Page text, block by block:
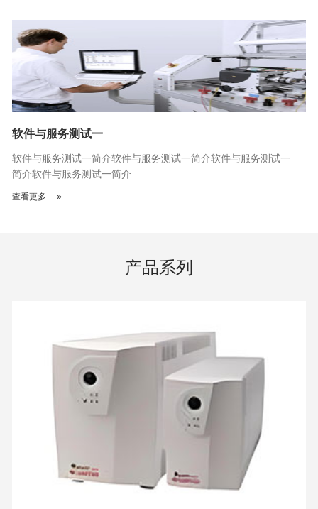
软件与服务测试一
软件与服务测试一简介软件与服务测试一简介软件与服务测试一
简介软件与服务测试一简介
查看更多
产品系列
山特后备式 K1000 UPS电源